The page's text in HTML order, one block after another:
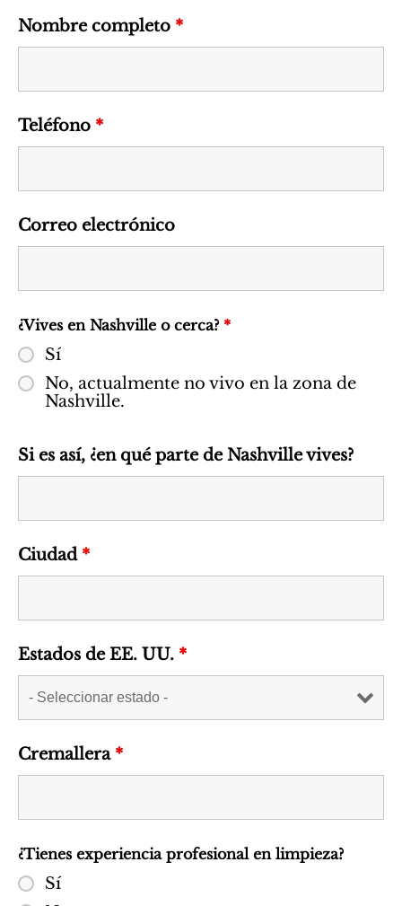
Nombre completo *
Teléfono *
Correo electrónico
¿Vives en Nashville o cerca? *
Sí
No, actualmente no vivo en la zona de
Nashville.
Si es así, ¿en qué parte de Nashville vives?
Ciudad *
Estados de EE. UU. *
Cremallera *
¿Tienes experiencia profesional en limpieza?
Sí